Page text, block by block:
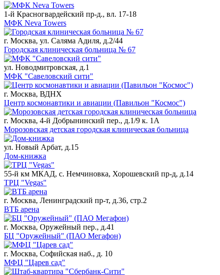
1-й Красногвардейский пр-д., вл. 17-18
МФК Neva Towers
г. Москва, ул. Саляма Адиля, д.2/44
Городская клиническая больница № 67
ул. Новодмитровская, д.1
МФК "Савеловский сити"
г. Москва, ВДНХ
Центр космонавтики и авиации (Павильон "Космос")
г. Москва, 4-й Добрынинский пер., д.1/9 к. 1А
Морозовская детская городская клиническая больница
ул. Новый Арбат, д.15
Дом-книжка
55-й км МКАД, с. Немчиновка, Хорошевский пр-д, д.14
ТРЦ "Vegas"
г. Москва, Ленинградский пр-т, д.36, стр.2
ВТБ арена
г. Москва, Оружейный пер., д.41
БЦ "Оружейный" (ПАО Мегафон)
г. Москва, Софийская наб., д. 10
МФЦ "Царев сад"